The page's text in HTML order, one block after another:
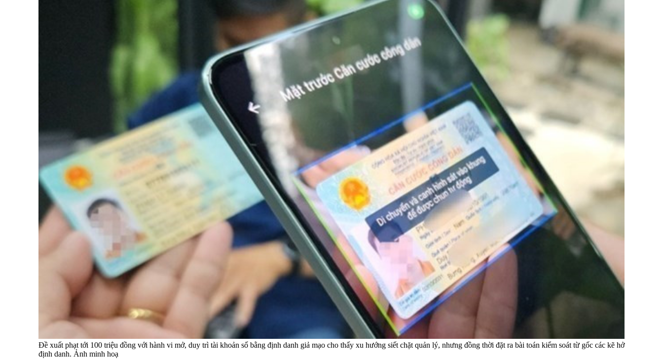
Đề xuất phạt tới 100 triệu đồng với hành vi mở, duy trì tài khoản số bằng định danh giả mạo cho thấy xu hướng siết chặt quản lý, nhưng đồng thời đặt ra bài toán kiểm soát từ gốc các kẽ hở
định danh. Ảnh minh hoạ